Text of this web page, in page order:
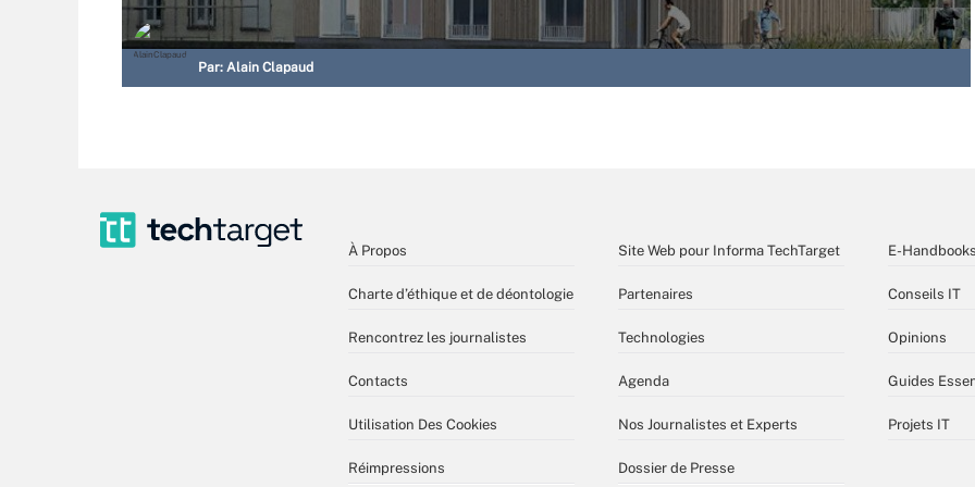
Par: Alain Clapaud
À Propos
Charte d’éthique et de déontologie
Rencontrez les journalistes
Contacts
Utilisation Des Cookies
Réimpressions
Site Web pour Informa TechTarget
Partenaires
Technologies
Agenda
Nos Journalistes et Experts
Dossier de Presse
E-Handbooks
Conseils IT
Opinions
Guides
Projets IT